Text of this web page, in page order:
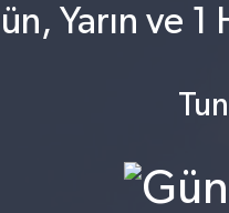
Yarın ve